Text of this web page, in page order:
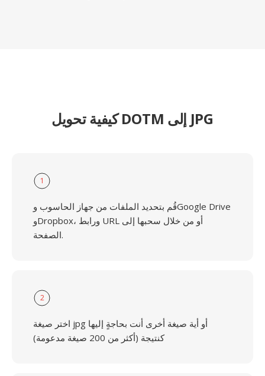
كيفية تحويل DOTM إلى JPG
1
قُم بتحديد الملفات من جهاز الحاسوب وGoogle Drive
وDropbox، ورابط URL أو من خلال سحبها إلى
الصفحة.
2
اختر صيغة jpg أو أية صيغة أخرى أنت بحاجةٍ إليها
كنتيجة (أكثر من 200 صيغة مدعومة)